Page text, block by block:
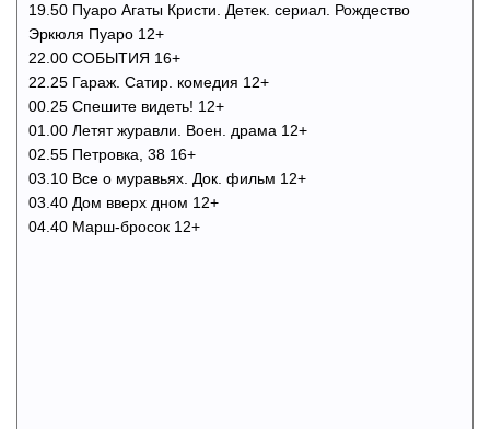
19.50 Пуаро Агаты Кристи. Детек. сериал. Рождество
Эркюля Пуаро 12+
22.00 СОБЫТИЯ 16+
22.25 Гараж. Сатир. комедия 12+
00.25 Спешите видеть! 12+
01.00 Летят журавли. Воен. драма 12+
02.55 Петровка, 38 16+
03.10 Все о муравьях. Док. фильм 12+
03.40 Дом вверх дном 12+
04.40 Марш-бросок 12+